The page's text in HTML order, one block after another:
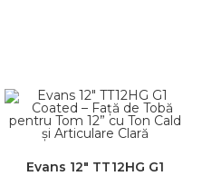
Evans 12″ TT12HG G1